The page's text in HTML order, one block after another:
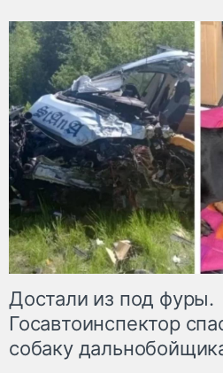
Достали из под фуры.
Госавтоинспектор
собаку